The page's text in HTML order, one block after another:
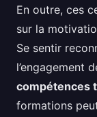
En outre, ces
sur la
Se sentir
l’engagement
compétences
formations